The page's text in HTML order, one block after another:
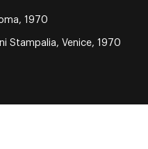
1970
Stampalia, Venice, 1970